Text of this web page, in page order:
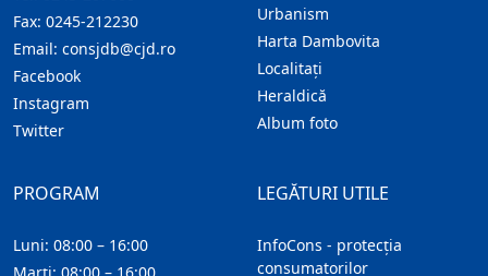
Fax: 0245-212230
Email: consjdb@cjd.ro
Facebook
Instagram
Twitter
Urbanism
Harta Dambovita
Localitaţi
Heraldică
Album foto
LEGĂTURI UTILE
InfoCons - protecția
consumatorilor
PROGRAM
Luni: 08:00 – 16:00